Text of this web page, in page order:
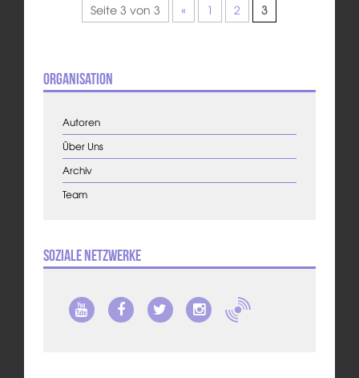
Seite 3 von 3 « 1 2 3
Organisation
Autoren
Über Uns
Archiv
Team
Soziale Netzwerke